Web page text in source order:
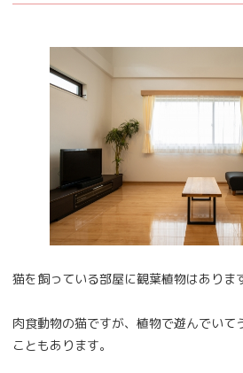
猫を飼っている部屋に観葉植物はありま
肉食動物の猫ですが、植物で遊んでいて
こともあります。